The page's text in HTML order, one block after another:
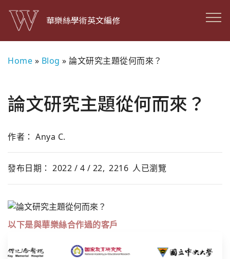
華樂絲學術英文編修
Home » Blog » 論文研究主題從何而來？
論文研究主題從何而來？
作者： Anya C.
發布日期： 2022 / 4 / 22, 2216 人已瀏覽
以下是與華樂絲合作過的客戶